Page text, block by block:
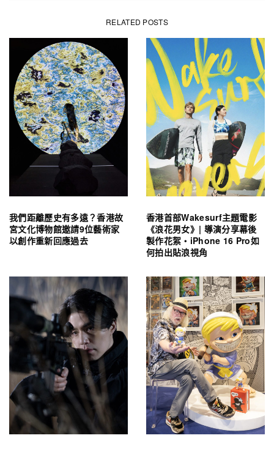
RELATED POSTS
我們距離歷史有多遠？香港故
宮文化博物館邀請9位藝術家
以創作重新回應過去
香港首部Wakesurf主題電影
《浪花男女》| 導演分享幕後
製作花絮・iPhone 16 Pro如
何拍出貼浪視角